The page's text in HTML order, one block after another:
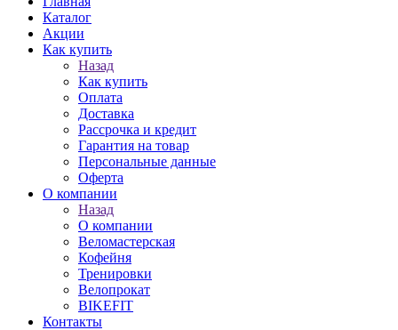
Каталог
Акции
Как купить
Назад
Как купить
Оплата
Доставка
Рассрочка и кредит
Гарантия на товар
Персональные данные
Оферта
О компании
Назад
О компании
Веломастерская
Кофейня
Тренировки
Велопрокат
BIKEFIT
Контакты